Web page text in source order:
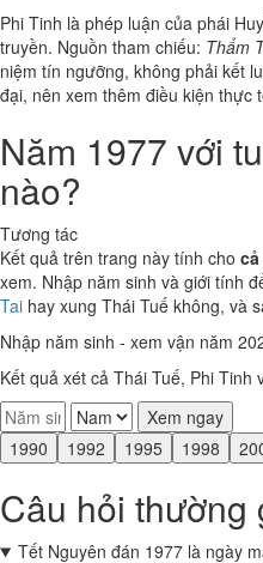
Phi Tinh là phép luận của phái
truyền. Nguồn tham chiếu: Thẩm
niệm tín ngưỡng, không phải kết
đại, nên xem thêm điều kiện thực
Năm 1977 với
nào?
Tương tác
Kết quả trên trang này tính cho cả
xem. Nhập năm sinh và giới tính
Tai hay xung Thái Tuế không, và
Nhập năm sinh - xem vận năm
Kết quả xét cả Thái Tuế, Phi Tinh
Xem ngay
1990
1992 1995 1998
Câu hỏi thường
Tết Nguyên đán 1977 là ngày